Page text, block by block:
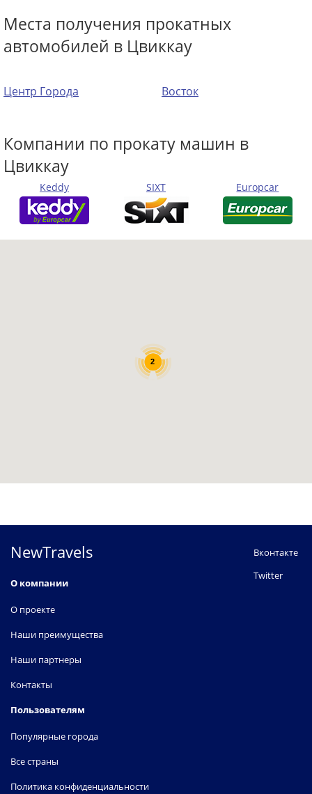
Места получения прокатных
автомобилей в Цвиккау
Центр Города Восток
Компании по прокату машин в
Цвиккау
Keddy SIXT Europcar
2
NewTravels
О компании
О проекте
Наши преимущества
Наши партнеры
Контакты
Пользователям
Популярные города
Все страны
Политика конфиденциальности
Вконтакте
Twitter